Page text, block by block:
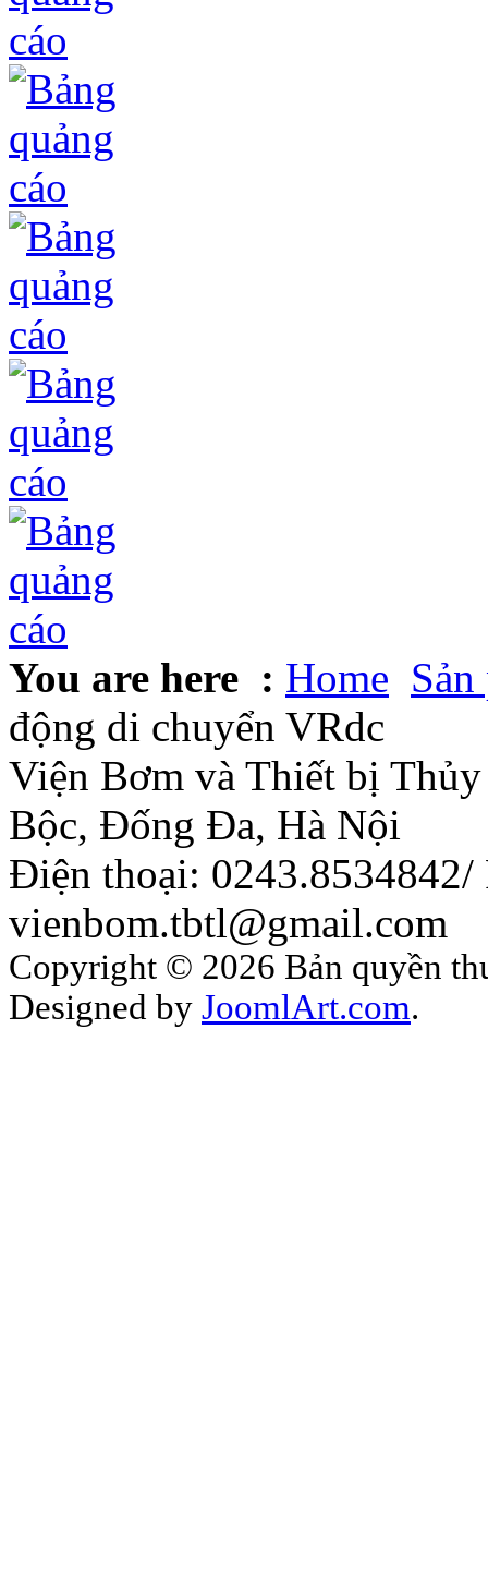
You are here : Home
động di chuyển VRdc
Viện Bơm và Thiết bị
Bộc, Đống Đa, Hà Nội
Điện thoại:
vienbom.tbtl@gmail.com
Copyright © 2026 Bản quyền
Designed by JoomlArt.com.